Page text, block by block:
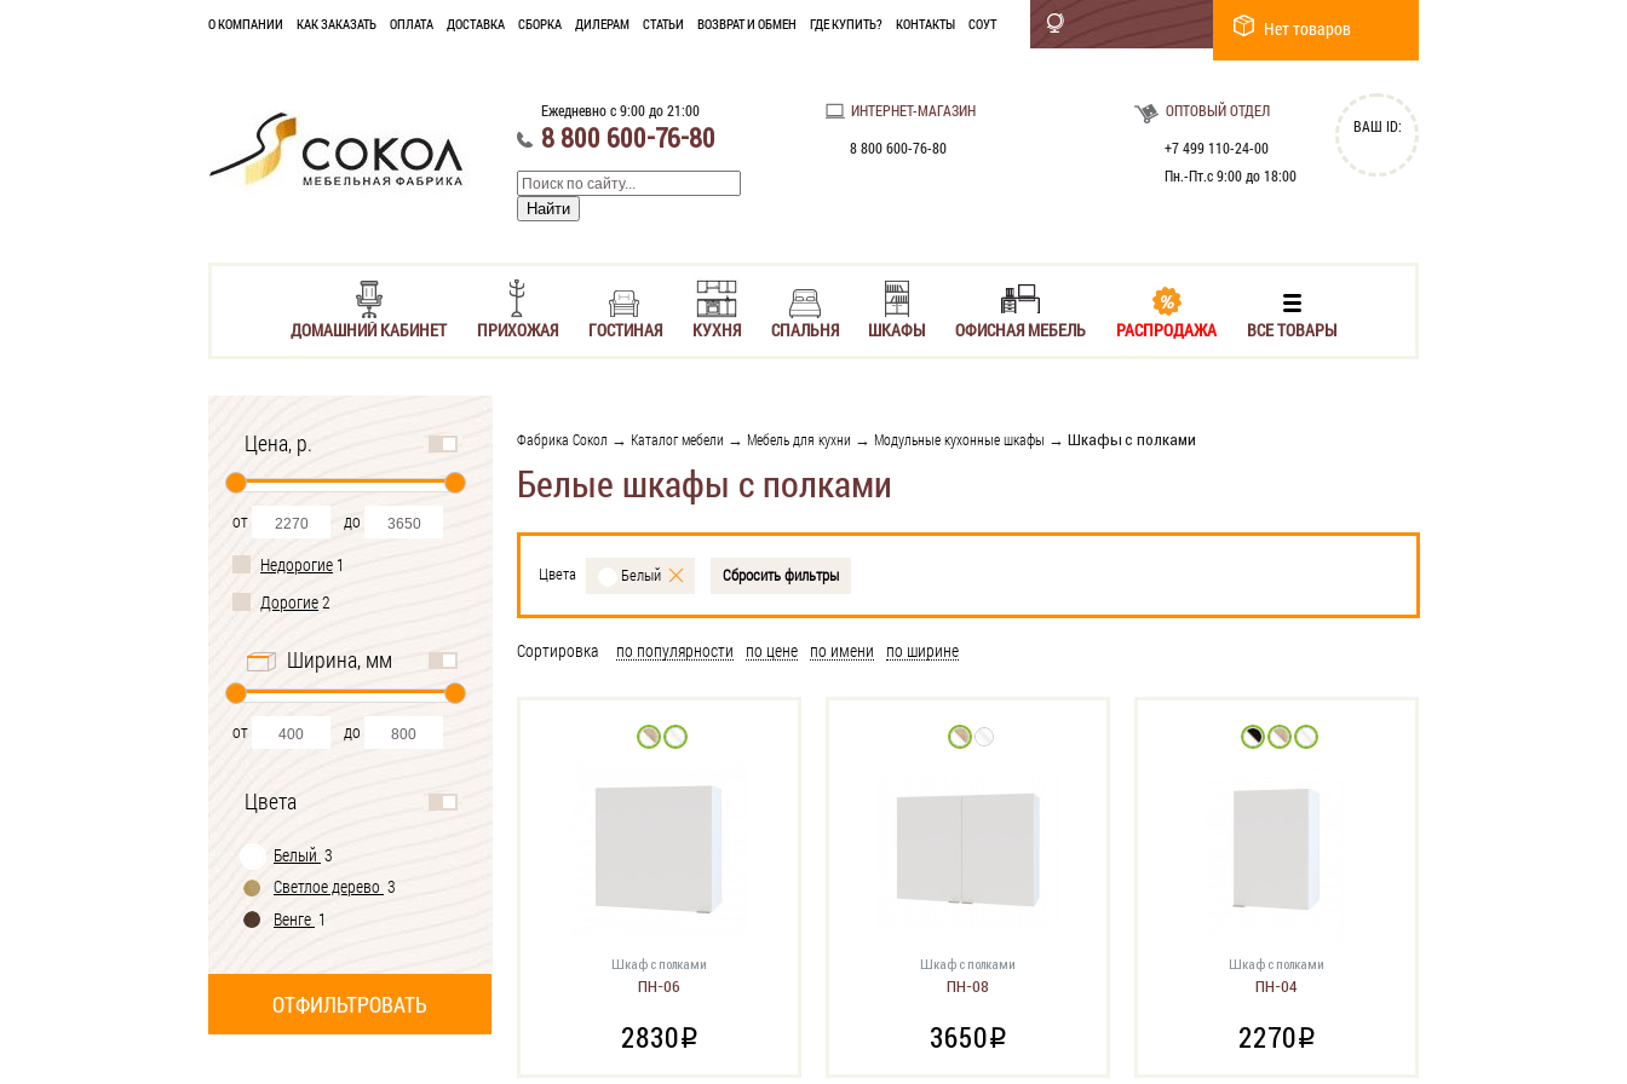
О КОМПАНИИ КАК ЗАКАЗАТЬ ОПЛАТА ДОСТАВКА СБОРКА ДИЛЕРАМ СТАТЬИ ВОЗВРАТ И ОБМЕН ГДЕ КУПИТЬ? КОНТАКТЫ СОУТ Нет товаров
Ежедневно с 9:00 до 21:00
8 800 600-76-80
ИНТЕРНЕТ-МАГАЗИН
8 800 600-76-80
ОПТОВЫЙ ОТДЕЛ
+7 499 110-24-00
Пн.-Пт.с 9:00 до 18:00
ВАШ ID:
ДОМАШНИЙ КАБИНЕТ ПРИХОЖАЯ ГОСТИНАЯ КУХНЯ СПАЛЬНЯ ШКАФЫ ОФИСНАЯ МЕБЕЛЬ РАСПРОДАЖА ВСЕ ТОВАРЫ
Цена, р.
от
до
Недорогие 1
Дорогие2
Ширина, мм
от до
Цвета
Белый 3
Светлое дерево 3
Венге 1
Фабрика Сокол → Каталог мебели → Мебель для кухни → Модульные кухонные шкафы → Шкафы с полками
Белые шкафы с полками
Цвета Белый Сбросить фильтры
Сортировка по популярности по цене по имени по ширине
Шкаф с полками
ПН-06
2830i
Шкаф с полками
ПН-08
3650i
Шкаф с полками
ПН-04
2270i